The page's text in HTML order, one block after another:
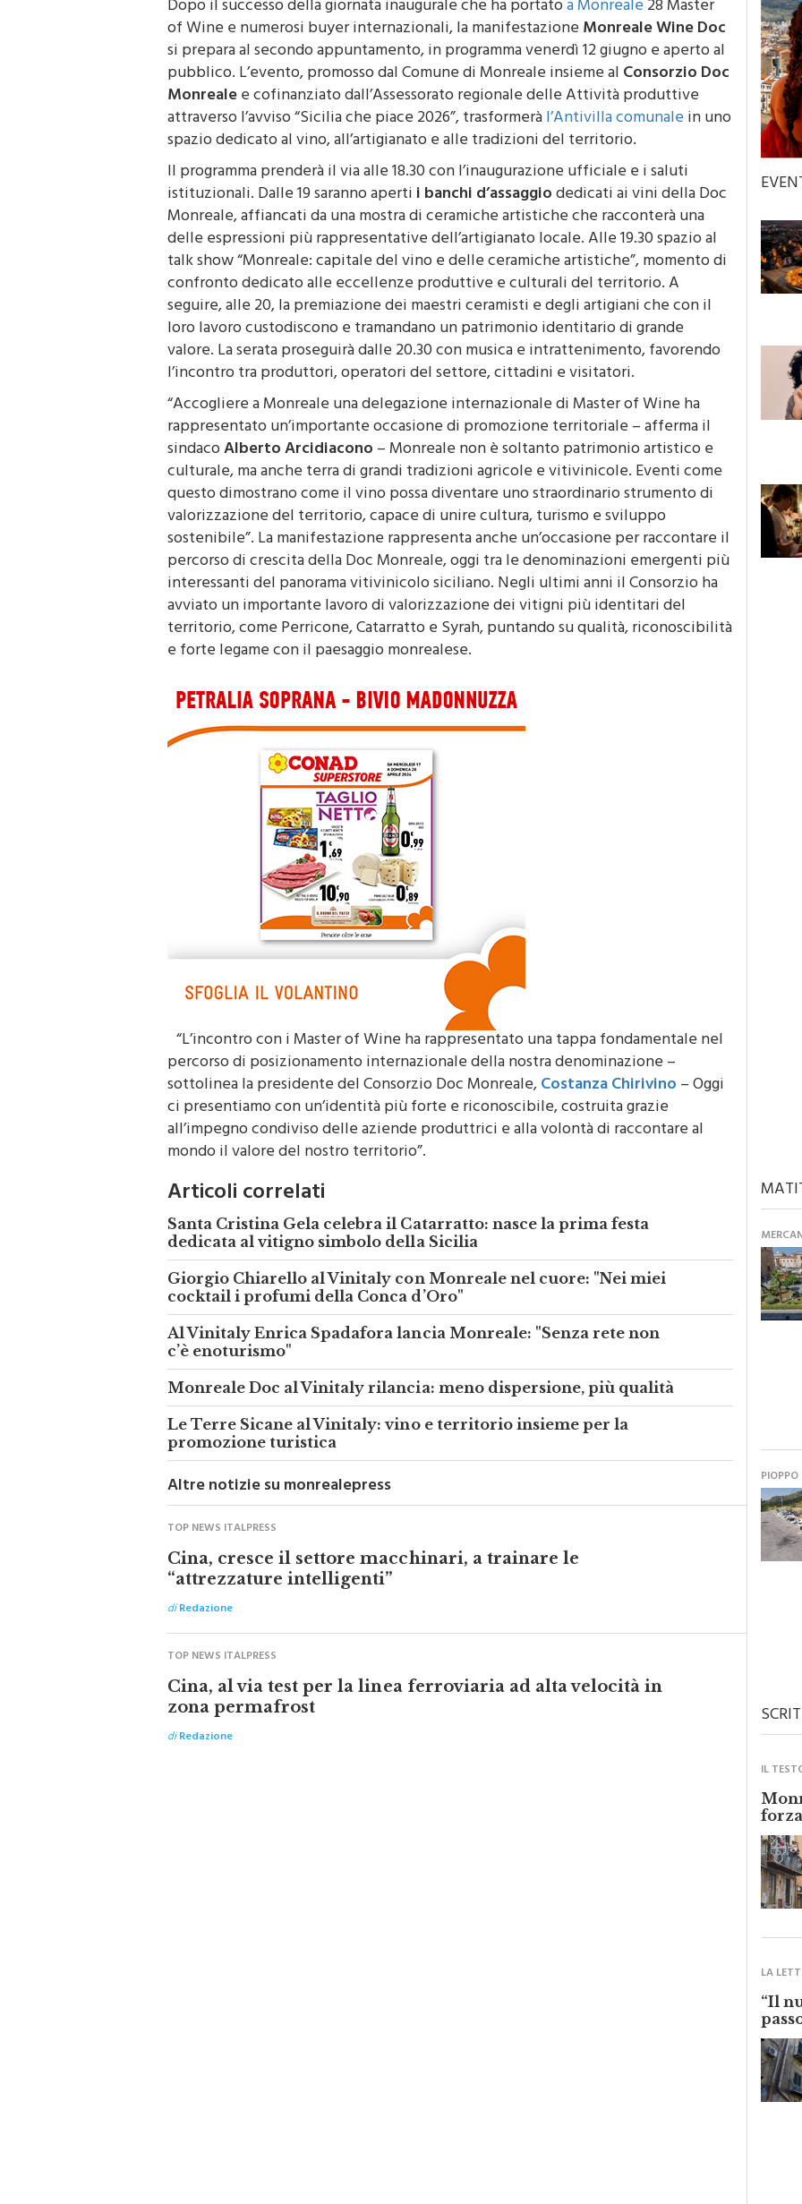
Dopo il successo della giornata inaugurale che ha portatoa Monreale28 Master
of Wine e numerosi buyer internazionali, la manifestazioneMonreale Wine Doc
si prepara al secondo appuntamento, in programma venerdì 12 giugno e aperto al
pubblico. L’evento, promosso dal Comune di Monreale insieme alConsorzio Doc
Monrealee cofinanziato dall’Assessorato regionale delle Attività produttive
attraverso l’avviso “Sicilia che piace 2026”, trasformeràl’Antivilla comunalein uno
spazio dedicato al vino, all’artigianato e alle tradizioni del territorio.
Il programma prenderà il via alle 18.30 con l’inaugurazione ufficiale e i saluti
istituzionali. Dalle 19 saranno apertii banchi d’assaggiodedicati ai vini della Doc
Monreale, affiancati da una mostra di ceramiche artistiche che racconterà una
delle espressioni più rappresentative dell’artigianato locale. Alle 19.30 spazio al
talk show “Monreale: capitale del vino e delle ceramiche artistiche”, momento di
confronto dedicato alle eccellenze produttive e culturali del territorio. A
seguire, alle 20, la premiazione dei maestri ceramisti e degli artigiani che con il
loro lavoro custodiscono e tramandano un patrimonio identitario di grande
valore. La serata proseguirà dalle 20.30 con musica e intrattenimento, favorendo
l’incontro tra produttori, operatori del settore, cittadini e visitatori.
“Accogliere a Monreale una delegazione internazionale di Master of Wine ha
rappresentato un’importante occasione di promozione territoriale – afferma il
sindacoAlberto Arcidiacono– Monreale non è soltanto patrimonio artistico e
culturale, ma anche terra di grandi tradizioni agricole e vitivinicole. Eventi come
questo dimostrano come il vino possa diventare uno straordinario strumento di
valorizzazione del territorio, capace di unire cultura, turismo e sviluppo
sostenibile”. La manifestazione rappresenta anche un’occasione per raccontare il
percorso di crescita della Doc Monreale, oggi tra le denominazioni emergenti più
interessanti del panorama vitivinicolo siciliano. Negli ultimi anni il Consorzio ha
avviato un importante lavoro di valorizzazione dei vitigni più identitari del
territorio, come Perricone, Catarratto e Syrah, puntando su qualità, riconoscibilità
e forte legame con il paesaggio monrealese.
“L’incontro con i Master of Wine ha rappresentato una tappa fondamentale nel
percorso di posizionamento internazionale della nostra denominazione –
sottolinea la presidente del Consorzio Doc Monreale,Costanza Chirivino– Oggi
ci presentiamo con un’identità più forte e riconoscibile, costruita grazie
all’impegno condiviso delle aziende produttrici e alla volontà di raccontare al
mondo il valore del nostro territorio”.
Articoli correlati
Santa Cristina Gela celebra il Catarratto: nasce la prima festa
dedicata al vitigno simbolo della Sicilia
Giorgio Chiarello al Vinitaly con Monreale nel cuore: "Nei miei
cocktail i profumi della Conca d’Oro"
Al Vinitaly Enrica Spadafora lancia Monreale: "Senza rete non
c’è enoturismo"
Monreale Doc al Vinitaly rilancia: meno dispersione, più qualità
Le Terre Sicane al Vinitaly: vino e territorio insieme per la
promozione turistica
Altre notizie su monrealepress
Cina, cresce il settore macchinari, a trainare le
“attrezzature intelligenti”
Cina, al via test per la linea ferroviaria ad alta velocità in
zona permafrost
PIOPPO
“Il